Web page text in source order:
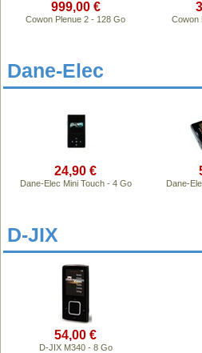
999,00 €
Cowon Plenue 2 - 128 Go Cowon
Dane-Elec
24,90 €
Dane-Elec Mini Touch - 4 Go Dane-
D-JIX
54,00 €
D-JIX M340 - 8 Go